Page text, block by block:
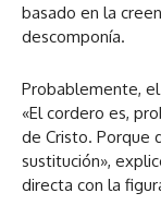
basado en la
descomponía.
Probablemente,
«El cordero es,
de Cristo. Porque
sustitución»,
directa con la